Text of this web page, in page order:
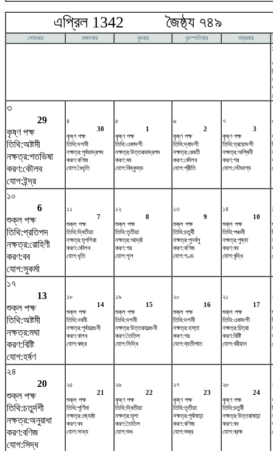
এপ্রিল 1342 জৈষ্ঠ্য ৭৪৯
সোমবার মঙ্গলবার বুধবার বৃহস্পতিবার
শুক্রবার
৩
29
কৃষ্ণ পক্ষ
তিথি:অষ্টমী
নক্ষত্র:শতভিষ‌া
করণ:কৌলব
যোগ:ইন্দ্র
৪
30
কৃষ্ণ পক্ষ
তিথি:দশমী
নক্ষত্র:পূর্বভাদ্রপদ
করণ:বণিজ
যোগ:বৈধৃতি
৫
1
কৃষ্ণ পক্ষ
তিথি:একাদশী
নক্ষত্র:উত্তরভাদ্রপদ
করণ:বব
যোগ:বিষ্কুম্ভ
৬
2
কৃষ্ণ পক্ষ
তিথি:দ্বাদশী
নক্ষত্র:রেবতী
করণ:কৌলব
যোগ:প্রীতি
৭
3
কৃষ্ণ পক্ষ
তিথি:ত্রয়োদশী
নক্ষত্র:অশ্বিনী
করণ:গর
যোগ:সৌভাগ্য
১০
6
শুক্ল পক্ষ
তিথি:প্রতিপদ
নক্ষত্র:রোহিণী
করণ:বব
যোগ:সুকর্মা
১১
7
শুক্ল পক্ষ
তিথি:দ্বিতীয়া
নক্ষত্র:মৃগশিরা
করণ:কৌলব
যোগ:ধৃতি
১২
8
শুক্ল পক্ষ
তিথি:তৃতীয়া
নক্ষত্র:আর্দ্রা
করণ:গর
যোগ:শূল
১৩
9
শুক্ল পক্ষ
তিথি:চতুর্থী
নক্ষত্র:পুনর্বসু
করণ:বণিজ
যোগ:গণ্ড
১৪
10
শুক্ল পক্ষ
তিথি:পঞ্চমী
নক্ষত্র:পুষ্যা
করণ:বব
যোগ:বৃদ্ধি
১৭
13
শুক্ল পক্ষ
তিথি:অষ্টমী
নক্ষত্র:মঘা
করণ:বিষ্টি
যোগ:হর্ষণ
১৮
14
শুক্ল পক্ষ
তিথি:নবমী
নক্ষত্র:পূর্বফাল্গুনী
করণ:বালব
যোগ:বজ্র
১৯
15
শুক্ল পক্ষ
তিথি:দশমী
নক্ষত্র:উত্তরফাল্গুনী
করণ:তৈতিল
যোগ:সিদ্ধি
২০
16
শুক্ল পক্ষ
তিথি:দশমী
নক্ষত্র:হস্তা
করণ:গর
যোগ:ব্যতীপাত
২১
17
শুক্ল পক্ষ
তিথি:একাদশী
নক্ষত্র:চিত্রা
করণ:বিষ্টি
যোগ:বরীয়ান
২৪
20
শুক্ল পক্ষ
তিথি:চতুর্দশী
নক্ষত্র:অনুরাধা
করণ:বণিজ
যোগ:সিদ্ধ
২৫
21
শুক্ল পক্ষ
তিথি:পূর্ণিমা
নক্ষত্র:জ্যেষ্ঠা
করণ:বব
যোগ:সাধ্য
২৬
22
কৃষ্ণ পক্ষ
তিথি:দ্বিতীয়া
নক্ষত্র:মূলা
করণ:তৈতিল
যোগ:শুভ
২৭
23
কৃষ্ণ পক্ষ
তিথি:তৃতীয়া
নক্ষত্র:পূর্বাষাঢ়া
করণ:বণিজ
যোগ:শুক্র
২৮
24
কৃষ্ণ পক্ষ
তিথি:চতুর্থী
নক্ষত্র:উত্তরাষাঢ়া
করণ:বব
যোগ:ব্রহ্ম